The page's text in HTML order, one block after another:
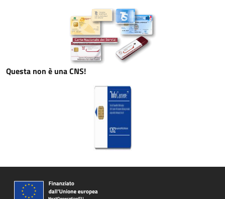
Questa non è una CNS!